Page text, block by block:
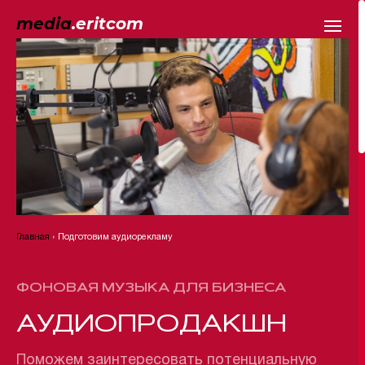
media.eritcom
Главная › Подготовим аудиорекламу
ФОНОВАЯ МУЗЫКА ДЛЯ БИЗНЕСА
АУДИОПРОДАКШН
Поможем заинтересовать потенциальную